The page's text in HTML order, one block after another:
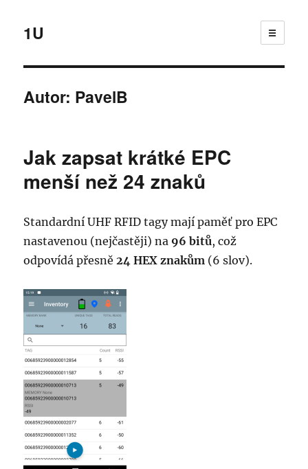
1U ☰
Autor: PavelB
Jak zapsat krátké EPC
menší než 24 znaků
Standardní UHF RFID tagy mají paměť pro EPC
nastavenou (nejčastěji) na 96 bitů, což
odpovídá přesně24 HEX znakům (6 slov).